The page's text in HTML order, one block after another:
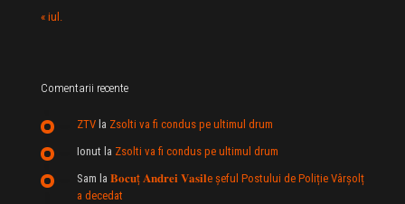
« iul.
Comentarii recente
ZTV la Zsolti va fi condus pe ultimul drum
Ionut la Zsolti va fi condus pe ultimul drum
Sam la 𝐁𝐨𝐜𝐮ț 𝐀𝐧𝐝𝐫𝐞𝐢 𝐕𝐚𝐬𝐢𝐥e şeful Postului de Poliție Vârșolț
a decedat